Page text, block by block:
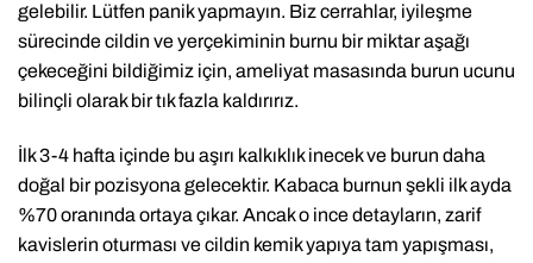
gelebilir. Lütfen panik yapmayın. Biz cerrahlar, iyileşme
sürecinde cildin ve yerçekiminin burnu bir miktar aşağı
çekeceğini bildiğimiz için, ameliyat masasında burun ucunu
bilinçli olarak bir tık fazla kaldırırız.
İlk 3-4 hafta içinde bu aşırı kalkıklık inecek ve burun daha
doğal bir pozisyona gelecektir. Kabaca burnun şekli ilk ayda
%70 oranında ortaya çıkar. Ancak o ince detayların, zarif
kavislerin oturması ve cildin kemik yapıya tam yapışması,